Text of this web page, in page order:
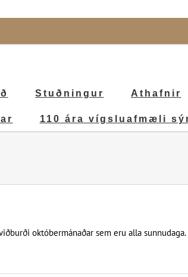
Stuðningur Athafnir
110 ára vígsluafmæli
októbermánaðar sem eru alla sunnudaga.